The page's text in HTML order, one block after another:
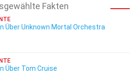
Fakten
Über Unknown Mortal Orchestra
Über Tom Cruise